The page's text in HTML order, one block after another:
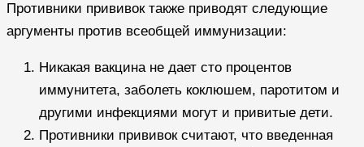
Противники прививок также приводят следующие
аргументы против всеобщей иммунизации:
Никакая вакцина не дает сто процентов
иммунитета, заболеть коклюшем, паротитом и
другими инфекциями могут и привитые дети.
Противники прививок считают, что введенная